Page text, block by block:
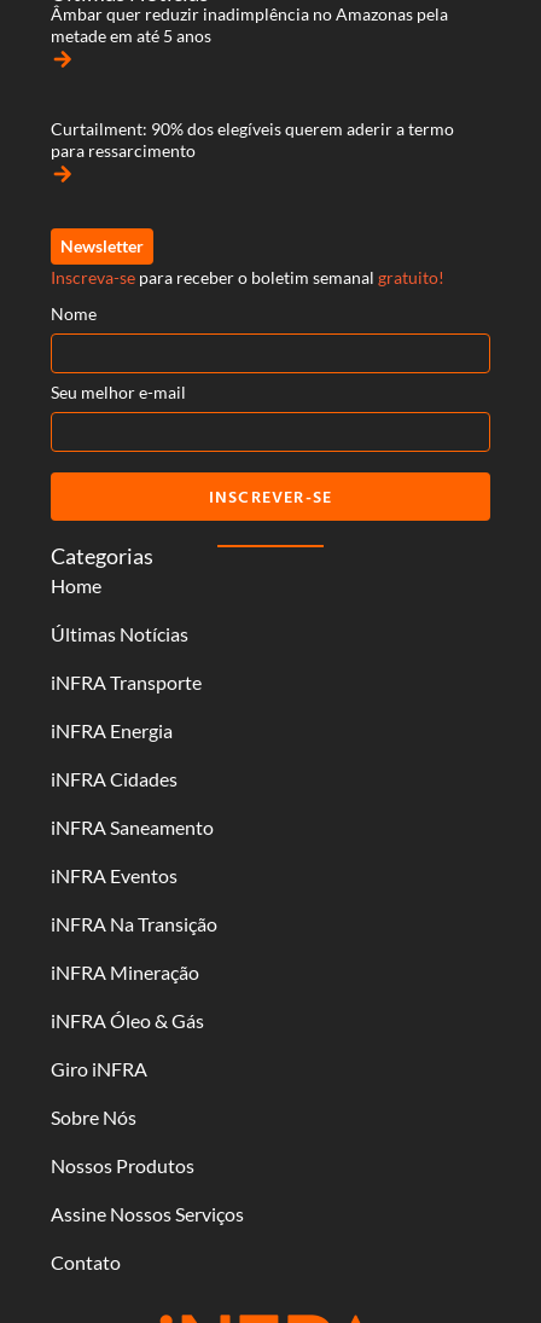
Categorias
Home
Últimas Notícias
iNFRA Transporte
iNFRA Energia
iNFRA Cidades
iNFRA Saneamento
iNFRA Eventos
iNFRA Na Transição
iNFRA Mineração
iNFRA Óleo & Gás
Giro iNFRA
Sobre Nós
Nossos Produtos
Assine Nossos Serviços
Contato
Âmbar quer reduzir inadimplência no Amazonas pela
metade em até 5 anos
arrow_forward
Curtailment: 90% dos elegíveis querem aderir a termo
para ressarcimento
arrow_forward
Newsletter
Inscreva-se para receber o boletim semanal gratuito!
Nome
Seu melhor e-mail
INSCREVER-SE